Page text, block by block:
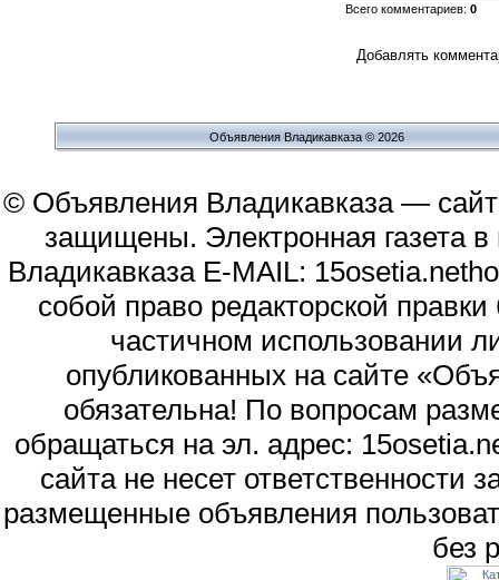
Всего комментариев: 0
Добавлять
Объявления Владикавказа © 2026
© Объявления Владикавказа —
защищены. Электронная газета
Владикавказа E-MAIL:
собой право редакторской
частичном использовании
опубликованных на сайте
обязательна! По вопросам
обращаться на эл. адрес:
сайта не несет
размещенные объявления
без